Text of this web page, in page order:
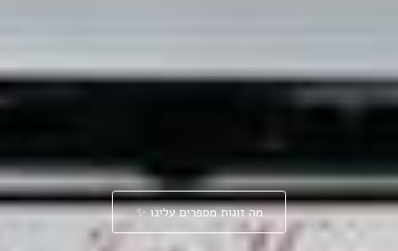
מה זוגות מספרים עלינו ✨